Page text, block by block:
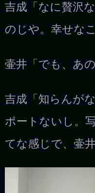
吉成「なに贅沢
のじや。幸せな
壷井「でも、あ
吉成「知らんが
ポートないし。
てな感じで、壷